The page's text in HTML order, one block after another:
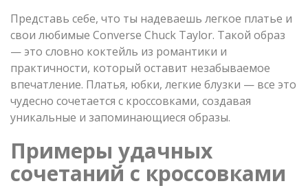
Представь себе, что ты надеваешь легкое платье и
свои любимые Converse Chuck Taylor. Такой образ
— это словно коктейль из романтики и
практичности, который оставит незабываемое
впечатление. Платья, юбки, легкие блузки — все это
чудесно сочетается с кроссовками, создавая
уникальные и запоминающиеся образы.
Примеры удачных
сочетаний с кроссовками